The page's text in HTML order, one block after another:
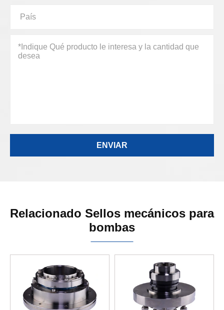
Relacionado Sellos mecánicos para
bombas